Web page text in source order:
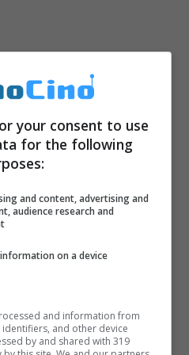
software
i due dispositivi
un adattatore USB-
sarà possibile
WhatsApp senza
emoji e allegati.
in completa
Sarà possibile
di dati Whatsappda
your consent to use
for the following
and content, advertising and
audience research and
on a device
and information from
and other device
by and shared with 319